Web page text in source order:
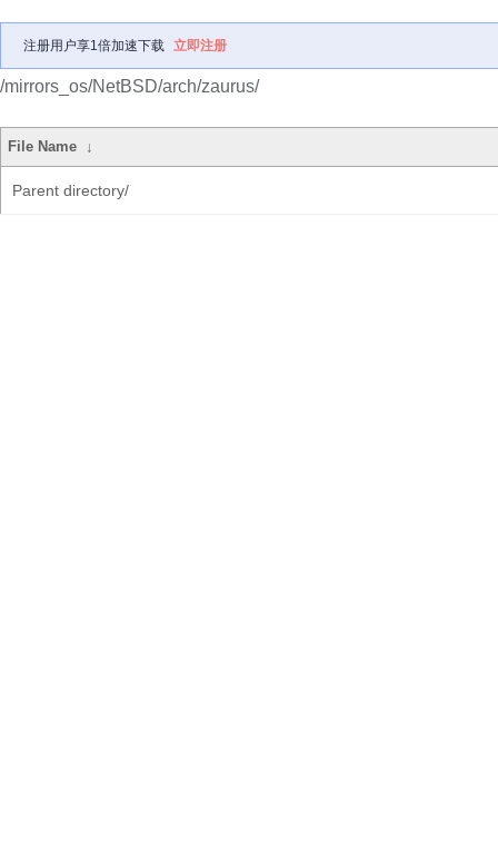
注册用户享1倍加速下载 立即注册
/mirrors_os/NetBSD/arch/zaurus/
File Name ↓
Parent directory/